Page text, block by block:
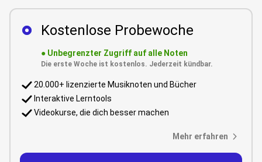
Kostenlose Probewoche
● Unbegrenzter Zugriff auf alle Noten
Die erste Woche ist kostenlos. Jederzeit kündbar.
20.000+ lizenzierte Musiknoten und Bücher
Interaktive Lerntools
Videokurse, die dich besser machen
Mehr erfahren